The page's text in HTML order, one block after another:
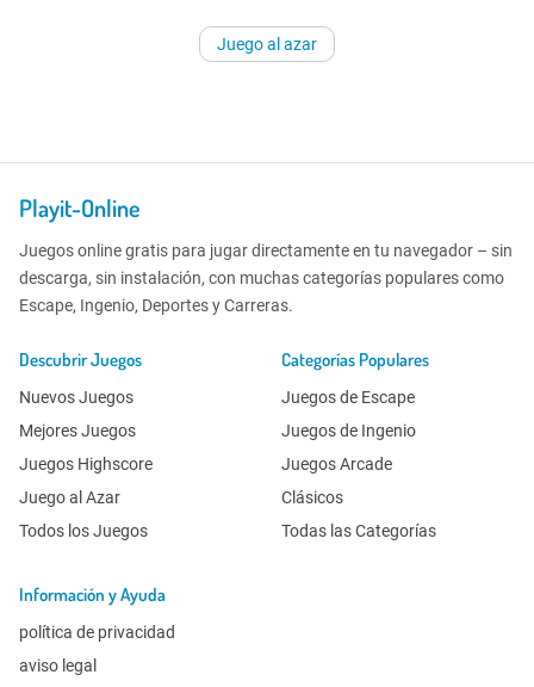
Juego al azar
Playit-Online
Juegos online gratis para jugar directamente en tu navegador – sin
descarga, sin instalación, con muchas categorías populares como
Escape, Ingenio, Deportes y Carreras.
Descubrir Juegos
Nuevos Juegos
Mejores Juegos
Juegos Highscore
Juego al Azar
Todos los Juegos
Categorías Populares
Juegos de Escape
Juegos de Ingenio
Juegos Arcade
Clásicos
Todas las Categorías
Información y Ayuda
política de privacidad
aviso legal